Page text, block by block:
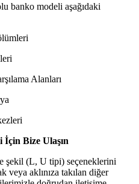
banko modeli aşağıdaki
Alanları
İçin Bize Ulaşın
şekil (L, U tipi) seçeneklerini
veya aklınıza takılan diğer